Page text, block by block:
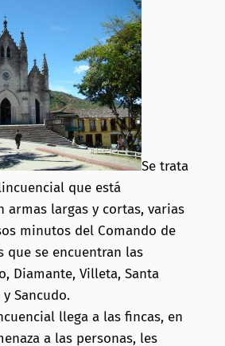
Se trata
que está
armas largas y cortas, varias
minutos del Comando de
que se encuentran las
Diamante, Villeta, Santa
y Sancudo.
llega a las fincas, en
a las personas, les